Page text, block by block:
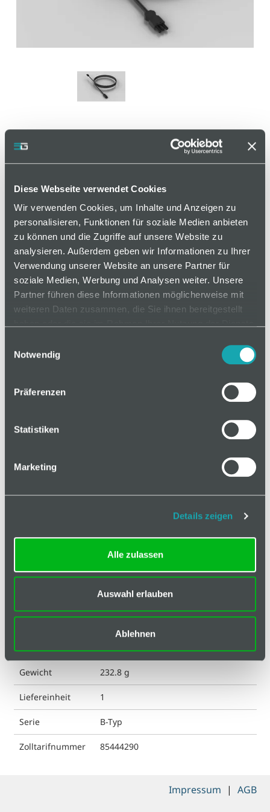
Diese Webseite verwendet Cookies
Wir verwenden Cookies, um Inhalte und Anzeigen zu
personalisieren, Funktionen für soziale Medien anbieten
zu können und die Zugriffe auf unsere Website zu
analysieren. Außerdem geben wir Informationen zu Ihrer
Verwendung unserer Website an unsere Partner für
soziale Medien, Werbung und Analysen weiter. Unsere
Partner führen diese Informationen möglicherweise mit
weiteren Daten zusammen, die Sie ihnen bereitgestellt
Notwendig
Präferenzen
Statistiken
Marketing
Details zeigen
Alle zulassen
Auswahl erlauben
Ablehnen
Verbindungskabel GST, 2 m
Artikelnummer 110000394 / Alte Materialnummer:
406517047
Zum Anschluss von Systemleuchten,
Steckdosenleisten oder Energieleisten. Das
Netzkabel ist bereits fertig konfiguriert und
ermöglicht eine einfache sowie sichere Plug-and-
Play-Installation, ohne dass eine Fachkraft
erforderlich ist.
Basis
Hinweis
Farbe schwarz
Gewicht 232.8 g
Liefereinheit 1
Serie B-Typ
Zolltarifnummer 85444290
Impressum | AGB